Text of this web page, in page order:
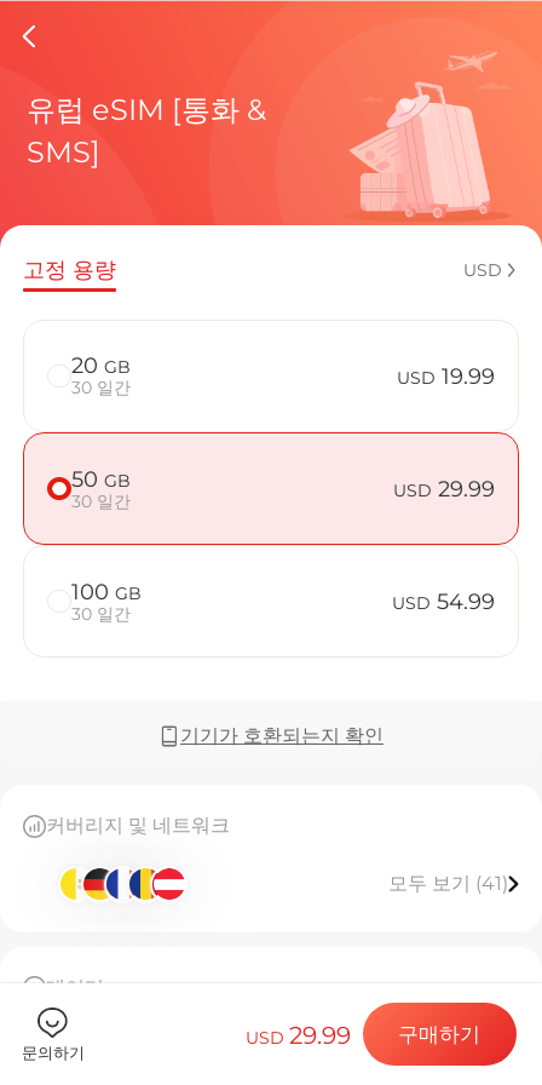
현재 목적
eSIM을 즐
Republic
Billion
목적지 및 데
eSIM 설치하
데이터 요금
유럽 eSIM [통화 &
SMS]
고정 용량 USD
20 GB
30 일간
USD 19.99
50 GB
30 일간
USD 29.99
100 GB
30 일간
USD 54.99
기기가 호환되는지 확인
커버리지 및 네트워크
모두 보기 (41)
데이터
50GB 고속 데이터, 소진 시 연결 중단
이 eSIM은 한 번만 설치할 수 있습니다
[eSIM 사용 안내]
문의하기
USD29.99 구매하기